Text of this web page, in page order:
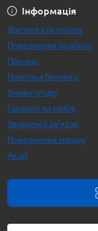
Інформація
Доставка та оплата
Повернення та обмін
Про нас
Політика безпеки
Умови угоди
Гарантія на меблі
Зворотній зв’язок
Повернення товару
Акції